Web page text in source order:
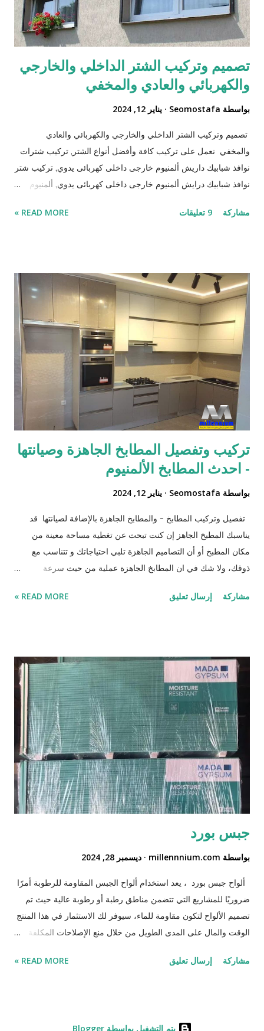
تصميم وتركيب الشتر الداخلي والخارجي
والكهربائي والعادي والمخفي
بواسطة Seomostafa يناير 12, 2024
تصميم وتركيب الشتر الداخلي والخارجي والكهربائي والعادي
والمخفي نعمل على تركيب كافة وأفضل أنواع الشتر, تركيب شترات
نوافذ شبابيك داريش ألمنيوم خارجى داخلى كهربائى يدوي, تركيب شتر
نوافذ شبابيك درايش ألمنيوم خارجى داخلى كهربائى يدوي, ألمنيوم
إيطالي و فرنسي سومفي كهربائى اوتوماتيكي بالريموت كنترول,
والشبابيك والدرايش بمدينة الرياض وجميع مدن المملكة, نوافذ,شتر
نوافذ الرياض,شتر نوافذ خارجي,شتر نوافذ خارجية,شتر نوافذ
داخلي,شتر نوافذ كهربائيه,شتر نوافذ هي نوافذ قابلة للانحناء,شتر نوافذ
وشبابيك ودرايش كهربائي ويدوي داخلي وخارجي, شتر نوافذ
يدوي,شتر يدوي,شترات,شترات المنيوم,شترات درايش,شترات
شبابيك,شترات نوافذ,شترات نوافذ المنيوم,شترات نوافذ
خارجية,شترات نوافذ داخلية, شترات نوافذ كهربائيه,شترات نوافذ
وشبابيك ودرايش كهربائي ويدوي داخلي وخارجي,شتر...
مشاركة 9 تعليقات READ MORE »
تركيب وتفصيل المطابخ الجاهزة وصيانتها
- احدث المطابخ الألمنيوم
بواسطة Seomostafa يناير 12, 2024
تفصيل وتركيب المطابخ - والمطابخ الجاهزة بالإضافة لصيانتها قد
يناسبك المطبخ الجاهز إن كنت تبحث عن تغطية مساحة معينة من
مكان المطبخ أو أن التصاميم الجاهزة تلبي احتياجاتك و تتناسب مع
ذوقك، ولا شك في ان المطابخ الجاهزة عملية من حيث سرعة
قمت بتغيير مقر السكن فهي قد تكون مفيدة للغاية ولكن ! هناك بعض
شركة ملينيوم تفصيل وتركيب مطابخ بتصميم مطبخ الاحلام التي
تطمح في اقتنائه، مطابخ حصرية وفريدة يتم تصميمها خصيصًا من
أجلك في أسرع وقت، فقط عشرون يومًا واستلم مطبخك المفصل و
العمولة شامل النقل والتركيب وضمان عشر سنوات من تاريخ الاستلام
تفصيل المطابخ تفصيل المطابخ أو المطابخ العمولة هي عكس
المطابخ الجاهزة، إذ يتم معاينتها في البداية واختيارها، وهذا عكس تصنيع
المطبخ وتفصيلة وعمل مطبخ عمولة، إذ يست...
مشاركة إرسال تعليق READ MORE »
جبس بورد
بواسطة millennnium.com ديسمبر 28, 2024
ألواح جبس بورد ، يعد استخدام ألواح الجبس المقاومة للرطوبة أمرًا
ضروريًا للمشاريع التي تتضمن مناطق رطبة أو رطوبة عالية حيث تم
تصميم الألواح لتكون مقاومة للماء، سيوفر لك الاستثمار في هذا المنتج
الوقت والمال على المدى الطويل من خلال منع الإصلاحات المكلفة
مواصفات المنتج : النوع: ألواح جبس بورد المقاس:عرض 120 سم *
مشاركة إرسال تعليق READ MORE »
‏يتم التشغيل بواسطة Blogger